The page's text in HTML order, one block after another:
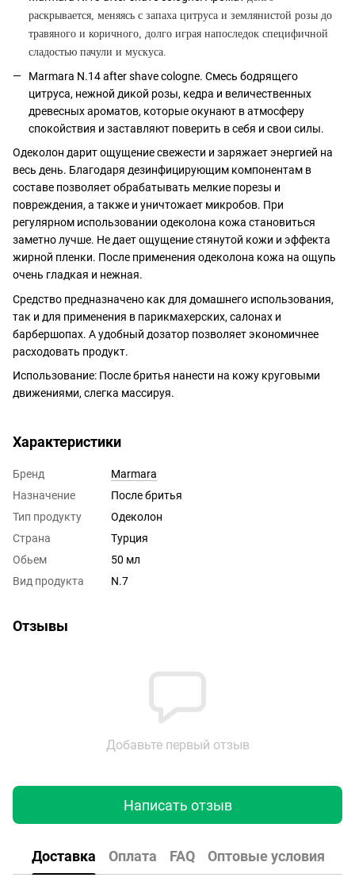
раскрывается, меняясь с запаха цитруса и землянистой розы до
травяного и коричного, долго играя напоследок специфичной
сладостью пачули и мускуса.
Marmara N.14 after shave cologne. Смесь бодрящего
цитруса, нежной дикой розы, кедра и величественных
древесных ароматов, которые окунают в атмосферу
спокойствия и заставляют поверить в себя и свои силы.
Одеколон дарит ощущение свежести и заряжает энергией на
весь день. Благодаря дезинфицирующим компонентам в
составе позволяет обрабатывать мелкие порезы и
повреждения, а также и уничтожает микробов. При
регулярном использовании одеколона кожа становиться
заметно лучше. Не дает ощущение стянутой кожи и эффекта
жирной пленки. После применения одеколона кожа на ощупь
очень гладкая и нежная.
Средство предназначено как для домашнего использования,
так и для применения в парикмахерских, салонах и
барбершопах. А удобный дозатор позволяет экономичнее
расходовать продукт.
Использование: После бритья нанести на кожу круговыми
движениями, слегка массируя.
Характеристики
Бренд
Marmara
Назначение
После бритья
Тип продукту
Одеколон
Страна
Турция
Обьем
50 мл
Вид продукта
N.7
Отзывы
Добавьте первый отзыв
Написать отзыв
Доставка Оплата FAQ Оптовые условия